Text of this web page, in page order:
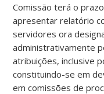
Comissão terá o
apresentar relatório
servidores ora
administrativamente
atribuições, inclusive
constituindo-se em
em comissões de